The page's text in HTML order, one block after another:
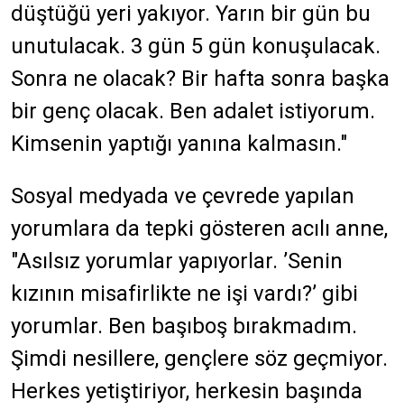
düştüğü yeri yakıyor. Yarın bir gün bu
unutulacak. 3 gün 5 gün konuşulacak.
Sonra ne olacak? Bir hafta sonra başka
bir genç olacak. Ben adalet istiyorum.
Kimsenin yaptığı yanına kalmasın."
Sosyal medyada ve çevrede yapılan
yorumlara da tepki gösteren acılı anne,
"Asılsız yorumlar yapıyorlar. ’Senin
kızının misafirlikte ne işi vardı?’ gibi
yorumlar. Ben başıboş bırakmadım.
Şimdi nesillere, gençlere söz geçmiyor.
Herkes yetiştiriyor, herkesin başında